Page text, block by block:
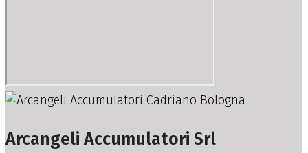
Arcangeli Accumulatori Srl